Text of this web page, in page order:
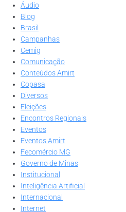
Áudio
Blog
Brasil
Campanhas
Cemig
Comunicação
Conteúdos Amirt
Copasa
Diversos
Eleições
Encontros Regionais
Eventos
Eventos Amirt
Fecomércio MG
Governo de Minas
Institucional
Inteligência Artificial
Internacional
Internet